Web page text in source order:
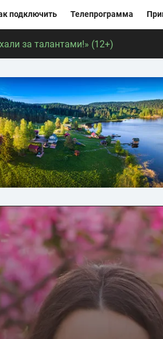
подключить Телепрограмма
за талантами!» (12+)